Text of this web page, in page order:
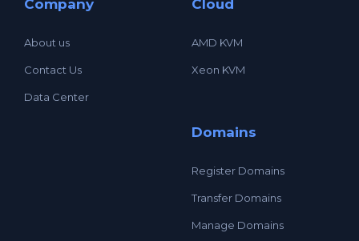
Company
About us
Contact Us
Data Center
Cloud
AMD KVM
Xeon KVM
Domains
Register Domains
Transfer Domains
Manage Domains